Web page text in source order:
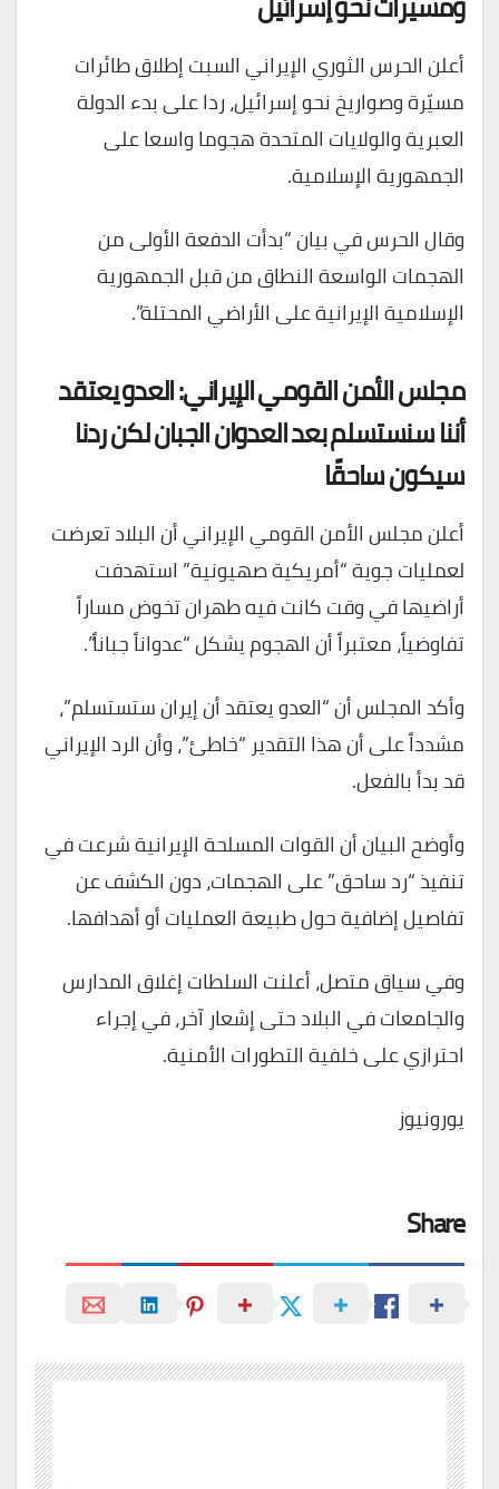
أعلن الحرس الثوري الإيراني السبت إطلاق طائرات
مسيّرة وصواريخ نحو إسرائيل، ردا على بدء الدولة
العبرية والولايات المتحدة هجوما واسعا على
الجمهورية الإسلامية.
وقال الحرس في بيان “بدأت الدفعة الأولى من
الهجمات الواسعة النطاق من قبل الجمهورية
الإسلامية الإيرانية على الأراضي المحتلة”.
مجلس الأمن القومي الإيراني: العدو يعتقد
أننا سنستسلم بعد العدوان الجبان لكن ردنا
سيكون ساحقًا
أعلن مجلس الأمن القومي الإيراني أن البلاد تعرضت
لعمليات جوية “أمريكية صهيونية” استهدفت
أراضيها في وقت كانت فيه طهران تخوض مساراً
تفاوضياً، معتبراً أن الهجوم يشكل “عدواناً جباناً”.
وأكد المجلس أن “العدو يعتقد أن إيران ستستسلم”،
مشدداً على أن هذا التقدير “خاطئ”، وأن الرد الإيراني
قد بدأ بالفعل.
وأوضح البيان أن القوات المسلحة الإيرانية شرعت في
تنفيذ “رد ساحق” على الهجمات، دون الكشف عن
تفاصيل إضافية حول طبيعة العمليات أو أهدافها.
وفي سياق متصل، أعلنت السلطات إغلاق المدارس
والجامعات في البلاد حتى إشعار آخر، في إجراء
احترازي على خلفية التطورات الأمنية.
يورونيوز
Share